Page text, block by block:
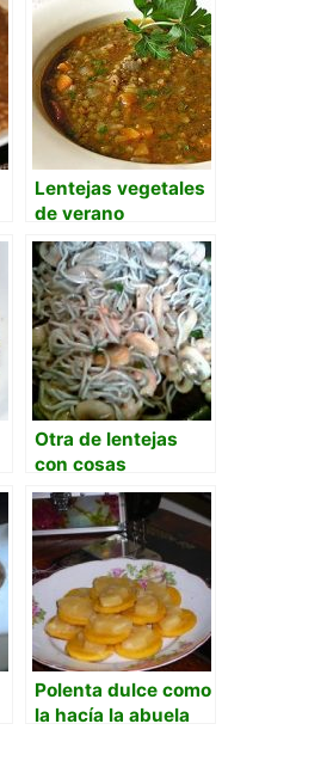
Lentejas vegetales
de verano
Otra de lentejas
con cosas
Polenta dulce como
la hacía la abuela